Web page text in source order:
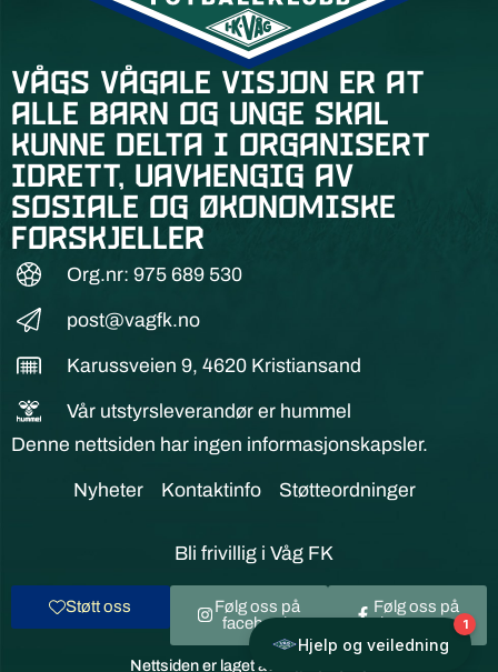
Vågs vågale visjon er at
alle barn og unge skal
kunne delta i organisert
idrett, uavhengig av
sosiale og økonomiske
forskjeller
Org.nr: 975 689 530
post@vagfk.no
Karussveien 9, 4620 Kristiansand
Vår utstyrsleverandør er hummel
Denne nettsiden har ingen informasjonskapsler.
Nyheter Kontaktinfo Støtteordninger
Bli frivillig i Våg FK
Støtt oss
Følg oss på
facebook
Følg oss på
instagram
Nettsiden er laget av Frameworks